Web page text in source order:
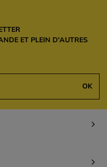
ET PLEIN D'AUTRES
OK